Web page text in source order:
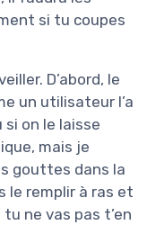
si tu coupes
D’abord, le
un utilisateur l’a
on le laisse
mais je
gouttes dans la
le remplir à ras et
ne vas pas t’en